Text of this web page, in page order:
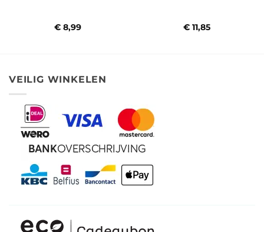
€8,99 €11,85
VEILIG WINKELEN